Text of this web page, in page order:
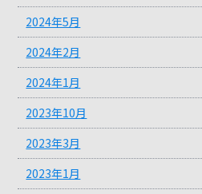
2024年5月
2024年2月
2024年1月
2023年10月
2023年3月
2023年1月